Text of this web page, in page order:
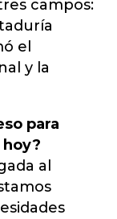
campos:
el
y la
para
hoy?
al